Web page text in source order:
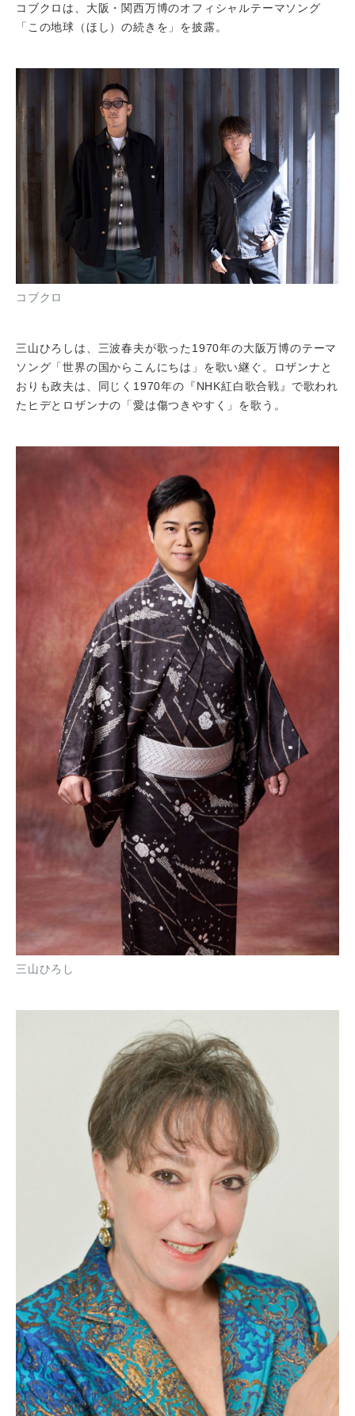
コブクロは、大阪・関西万博のオフィシャルテーマソング
「この地球（ほし）の続きを」を披露。
コブクロ
三山ひろしは、三波春夫が歌った1970年の大阪万博のテーマ
ソング「世界の国からこんにちは」を歌い継ぐ。ロザンナと
おりも政夫は、同じく1970年の『NHK紅白歌合戦』で歌われ
たヒデとロザンナの「愛は傷つきやすく」を歌う。
三山ひろし